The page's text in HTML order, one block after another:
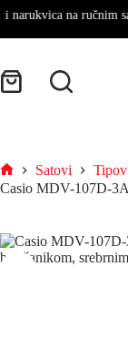
na ručnim
Satovi
Casio MDV-107D-